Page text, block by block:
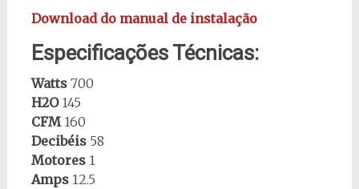
Download do manual de instalação
Especificações Técnicas:
Watts 700
H2O145
CFM160
Decibéis58
Motores1
Amps12.5